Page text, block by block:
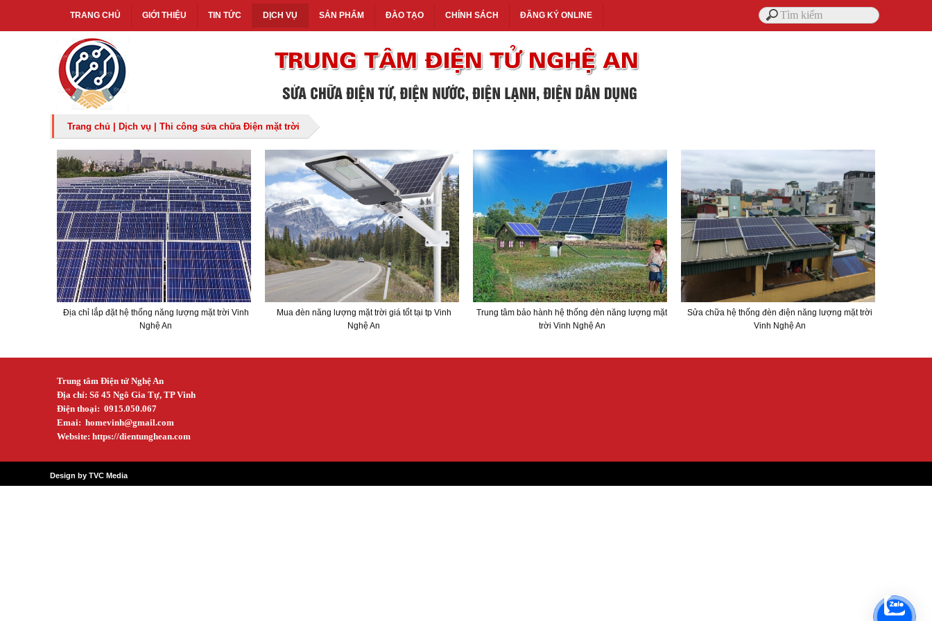
TRANG CHỦ GIỚI THIỆU TIN TỨC DỊCH VỤ SẢN PHẨM ĐÀO TẠO CHÍNH SÁCH ĐĂNG KÝ ONLINE
Trang chủ Dịch vụ Thi công sửa chữa Điện mặt trời
Địa chỉ lắp đặt hệ thống năng lượng mặt trời Vinh
Nghệ An
Mua đèn năng lượng mặt trời giá tốt tại tp Vinh
Nghệ An
Trung tâm bảo hành hệ thống đèn năng lượng mặt
trời Vinh Nghệ An
Sửa chữa hệ thống đèn điện năng lượng mặt trời
Vinh Nghệ An
Trung tâm Điện tử Nghệ An
Địa chỉ: Số 45 Ngô Gia Tự, TP Vinh
Điện thoại: 0915.050.067
Emai: homevinh@gmail.com
Website: https://dientunghean.com
Design by TVC Media